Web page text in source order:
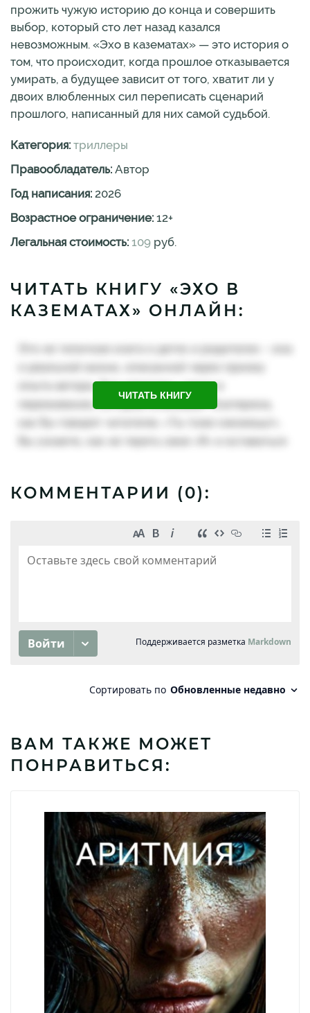
прожить чужую историю до конца и совершить
выбор, который сто лет назад казался
невозможным. «Эхо в казематах» — это история о
том, что происходит, когда прошлое отказывается
умирать, а будущее зависит от того, хватит ли у
двоих влюбленных сил переписать сценарий
прошлого, написанный для них самой судьбой.
Категория: триллеры
Правообладатель: Автор
Год написания: 2026
Возрастное ограничение: 12+
Легальная стоимость: 109 руб.
ЧИТАТЬ КНИГУ «ЭХО В
КАЗЕМАТАХ» ОНЛАЙН:
ЧИТАТЬ КНИГУ
КОММЕНТАРИИ (0):
ВАМ ТАКЖЕ МОЖЕТ
ПОНРАВИТЬСЯ: